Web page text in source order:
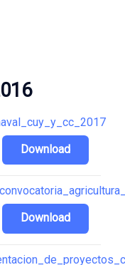
Download
Download